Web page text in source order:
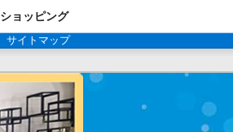
ショッピング
サイトマップ